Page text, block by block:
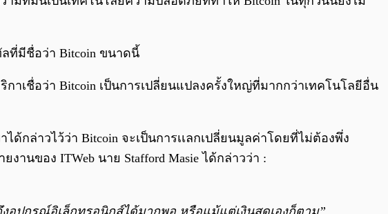
ที่มีชื่อว่า Bitcoin ขนาดนี้
กาเชื่อว่า Bitcoin เป็นการเปลี่ยนแปลงครั้งใหญ่ที่มากกว่าเทคโนโลยีอื่น
ด้กล่าวไว้ว่า Bitcoin จะเป็นการเเลกเปลี่ยนมูลค่าโดยที่ไม่ต้องพึ่ง
นของ ITWeb นาย Stafford Masie ได้กล่าวว่า :